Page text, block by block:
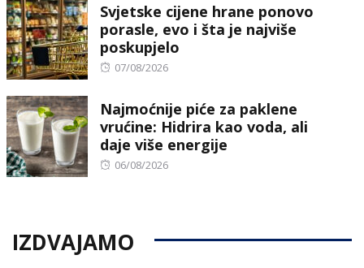
Svjetske cijene hrane ponovo
porasle, evo i šta je najviše
poskupjelo
Posted
07/08/2026
Najmoćnije piće za paklene
vrućine: Hidrira kao voda, ali
daje više energije
Posted
06/08/2026
IZDVAJAMO